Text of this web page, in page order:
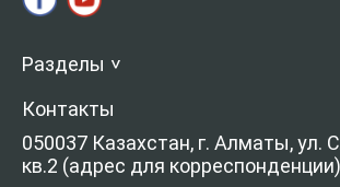
Разделы >
Контакты
050037 Казахстан, г. Алматы, ул.
кв.2 (адрес для корреспонденции)